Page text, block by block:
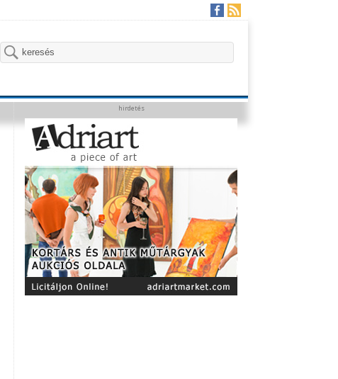
hirdetés